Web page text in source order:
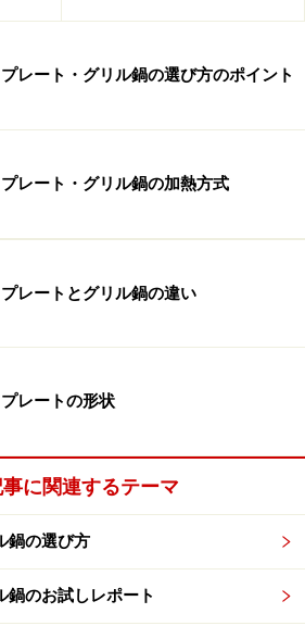
ます。重量がどれくらいなのか、
店頭で実物を確認することを強く
、収納できる場所を事前に確保す
象印)
で、パーツ類を全てひとまとめに
でも収納できるのも◎。
のなど、メンテナンス性の
ましょう
脱できるだけでなく、本体ガード
のパーツが取り外せて丸洗いでき
、プレートは外れても本体は拭く
だあります。
油を使うものが多いので、すぐに
多少価格が高くても、キレイに維
ので、丸洗い可能などメンテナン
レート・グリル鍋の選び方のポイント
レート・グリル鍋の加熱方式
レートとグリル鍋の違い
レートの形状
に関連するテーマ
鍋の選び方
鍋のお試しレポート